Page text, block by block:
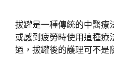
拔罐是一種傳統的中醫療
或感到疲勞時使用這種療
過，拔罐後的護理可不是